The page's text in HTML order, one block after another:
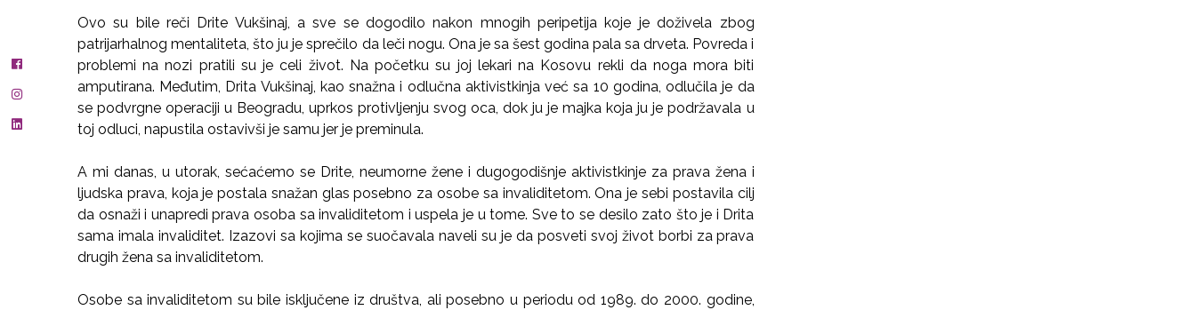
Ovo su bile reči Drite Vukšinaj, a sve se dogodilo nakon mnogih peripetija koje je doživela zbog
patrijarhalnog mentaliteta, što ju je sprečilo da leči nogu. Ona je sa šest godina pala sa drveta. Povreda i
problemi na nozi pratili su je celi život. Na početku su joj lekari na Kosovu rekli da noga mora biti
amputirana. Međutim, Drita Vukšinaj, kao snažna i odlučna aktivistkinja već sa 10 godina, odlučila je da
se podvrgne operaciji u Beogradu, uprkos protivljenju svog oca, dok ju je majka koja ju je podržavala u
toj odluci, napustila ostavivši je samu jer je preminula.
A mi danas, u utorak, sećaćemo se Drite, neumorne žene i dugogodišnje aktivistkinje za prava žena i
ljudska prava, koja je postala snažan glas posebno za osobe sa invaliditetom. Ona je sebi postavila cilj
da osnaži i unapredi prava osoba sa invaliditetom i uspela je u tome. Sve to se desilo zato što je i Drita
sama imala invaliditet. Izazovi sa kojima se suočavala naveli su je da posveti svoj život borbi za prava
drugih žena sa invaliditetom.
Osobe sa invaliditetom su bile isključene iz društva, ali posebno u periodu od 1989. do 2000. godine,